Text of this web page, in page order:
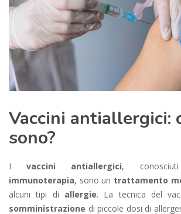
Vaccini antiallergici:
sono?
Ivaccini antiallergici,
immunoterapia, sono un trattamento
alcuni tipi di allergie. La tecnica del
somministrazione di piccole dosi di